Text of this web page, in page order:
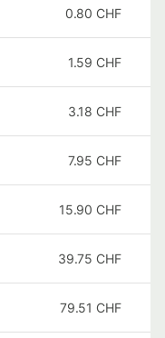
0.80 CHF
1.59 CHF
3.18 CHF
7.95 CHF
15.90 CHF
39.75 CHF
79.51 CHF